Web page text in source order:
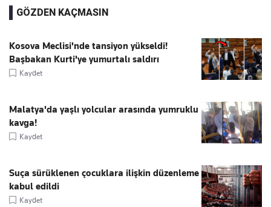
GÖZDEN KAÇMASIN
Kosova Meclisi'nde tansiyon yükseldi!
Başbakan Kurti'ye yumurtalı saldırı
Kaydet
Malatya'da yaşlı yolcular arasında yumruklu
kavga!
Kaydet
Suça sürüklenen çocuklara ilişkin düzenleme
kabul edildi
Kaydet